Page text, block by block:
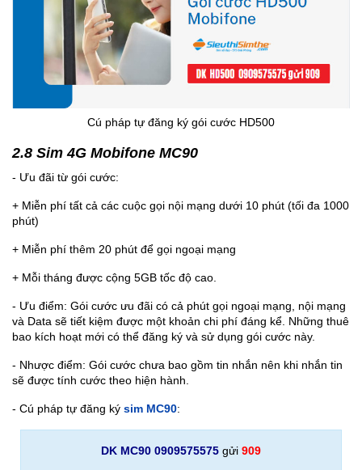
Cú pháp tự đăng ký gói cước HD500
2.8 Sim 4G Mobifone MC90
- Ưu đãi từ gói cước:
+ Miễn phí tất cả các cuộc gọi nội mạng dưới 10 phút (tối đa 1000
phút)
+ Miễn phí thêm 20 phút để gọi ngoại mạng
+ Mỗi tháng được cộng 5GB tốc độ cao.
- Ưu điểm: Gói cước ưu đãi có cả phút gọi ngoại mạng, nội mạng
và Data sẽ tiết kiệm được một khoản chi phí đáng kể. Những thuê
bao kích hoạt mới có thể đăng ký và sử dụng gói cước này.
- Nhược điểm: Gói cước chưa bao gồm tin nhắn nên khi nhắn tin
sẽ được tính cước theo hiện hành.
- Cú pháp tự đăng ký sim MC90:
DK MC90 0909575575 gửi 909